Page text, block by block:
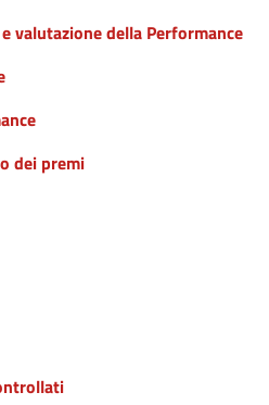
valutazione della Performance
dei premi